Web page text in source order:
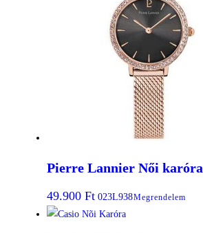
Pierre Lannier Női karóra
49.900 Ft 023L938Megrendelem